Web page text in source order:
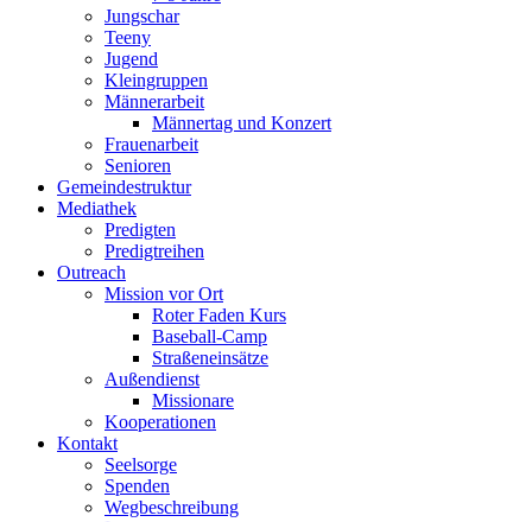
Jungschar
Teeny
Jugend
Kleingruppen
Männerarbeit
Männertag und Konzert
Frauenarbeit
Senioren
Gemeindestruktur
Mediathek
Predigten
Predigtreihen
Outreach
Mission vor Ort
Roter Faden Kurs
Baseball-Camp
Straßeneinsätze
Außendienst
Missionare
Kooperationen
Kontakt
Seelsorge
Spenden
Wegbeschreibung